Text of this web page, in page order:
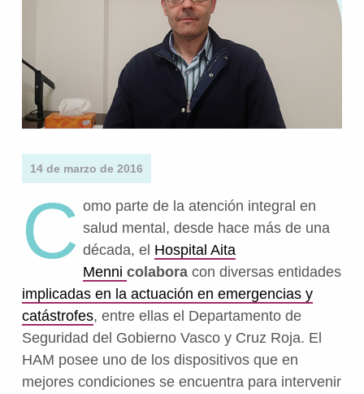
14 de marzo de 2016
C omo parte de la atención integral en
salud mental, desde hace más de una
década, el Hospital Aita
Menni colabora con diversas entidades
implicadas en la actuación en emergencias y
catástrofes, entre ellas el Departamento de
Seguridad del Gobierno Vasco y Cruz Roja. El
HAM posee uno de los dispositivos que en
mejores condiciones se encuentra para intervenir